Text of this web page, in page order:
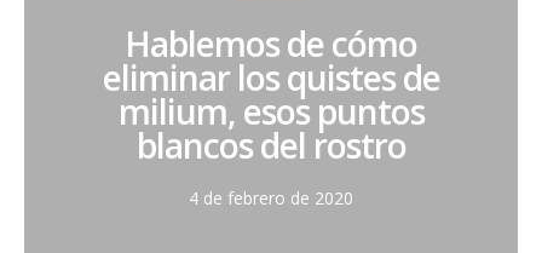
Hablemos de cómo
eliminar los quistes de
milium, esos puntos
blancos del rostro
4 de febrero de 2020